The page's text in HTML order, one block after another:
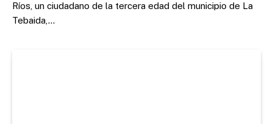
Ríos, un ciudadano de la tercera edad del municipio de La
Tebaida,…